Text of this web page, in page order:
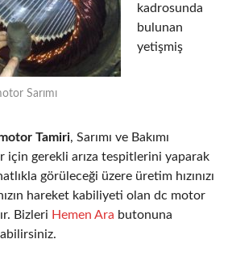
Sarımı
kadrosunda
bulunan
yetişmiş
Tamiri, Sarımı ve Bakımı
için gerekli arıza tespitlerini yaparak
görüleceği üzere üretim hızınızı
hareket kabiliyeti olan dc motor
Bizleri Hemen Ara butonuna